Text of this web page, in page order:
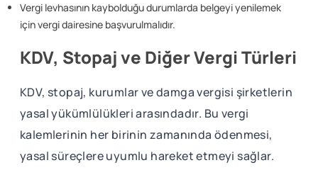
Vergi levhasının kaybolduğu durumlarda belgeyi yenilemek
için vergi dairesine başvurulmalıdır.
KDV, Stopaj ve Diğer Vergi Türleri
KDV, stopaj, kurumlar ve damga vergisi şirketlerin
yasal yükümlülükleri arasındadır. Bu vergi
kalemlerinin her birinin zamanında ödenmesi,
yasal süreçlere uyumlu hareket etmeyi sağlar.